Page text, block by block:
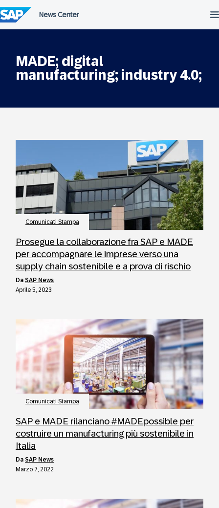
al
contenuto
MADE; digital
manufacturing; industry 4.0;
Comunicati Stampa
Prosegue la collaborazione fra SAP e MADE
per accompagnare le imprese verso una
supply chain sostenibile e a prova di rischio
da SAP News
Aprile 5, 2023
Comunicati Stampa
SAP e MADE rilanciano #MADEpossible per
costruire un manufacturing più sostenibile in
Italia
da SAP News
Marzo 7, 2022